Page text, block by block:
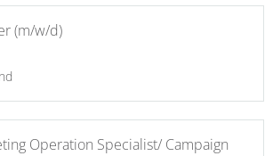
(m/w/d)
Operation Specialist/ Campaign